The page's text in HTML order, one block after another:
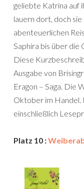
geliebte Katrina auf
lauern dort, doch
abenteuerlichen
Saphira bis über die
Diese
Ausgabe von
Eragon – Saga. Die
Oktober im Handel.
einschließlich
Platz 10 :